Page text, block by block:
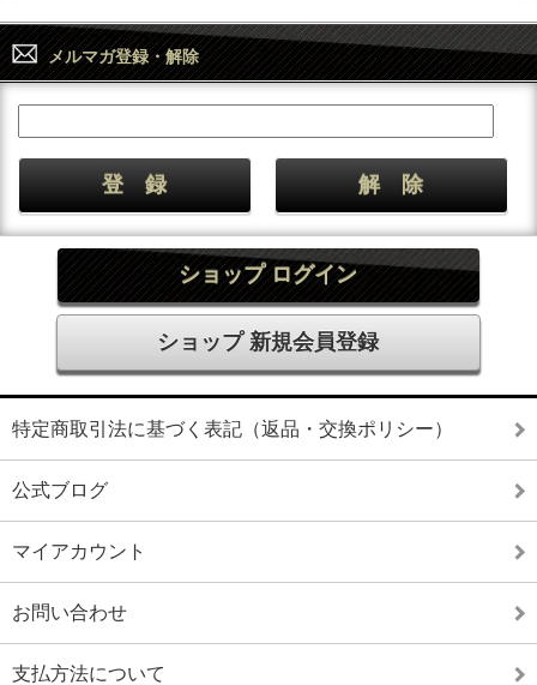
メルマガ登録・解除
ショップ ログイン
ショップ 新規会員登録
特定商取引法に基づく表記（返品・交換ポリシー）
公式ブログ
マイアカウント
お問い合わせ
支払方法について